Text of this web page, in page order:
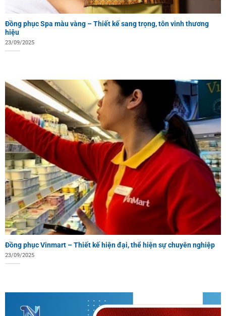
Đồng phục Spa màu vàng – Thiết kế sang trọng, tôn vinh thương
hiệu
23/09/2025
Đồng phục Vinmart – Thiết kế hiện đại, thể hiện sự chuyên nghiệp
23/09/2025